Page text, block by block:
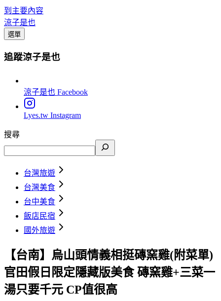
到主要內容
涼子是也
選單
追蹤涼子是也
涼子是也 Facebook
Lyes.tw Instagram
搜尋
台灣旅遊
台灣美食
台中美食
飯店民宿
國外旅遊
【台南】烏山頭情義相挺磚窯雞(附菜單)
官田假日限定隱藏版美食 磚窯雞+三菜一
湯只要千元 CP值很高